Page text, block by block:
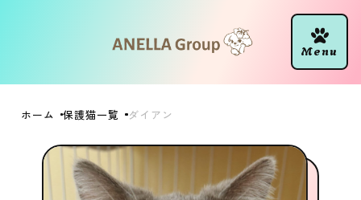
ホーム 保護猫一覧 ダイアン